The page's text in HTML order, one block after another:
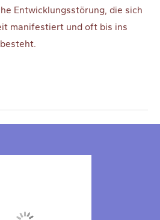
Ent­wick­lungs­stö­rung, die sich
mani­fes­tiert und oft bis ins